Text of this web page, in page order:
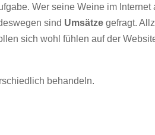
Wer seine Weine im
sind Umsätze gefragt.
sich wohl fühlen auf der